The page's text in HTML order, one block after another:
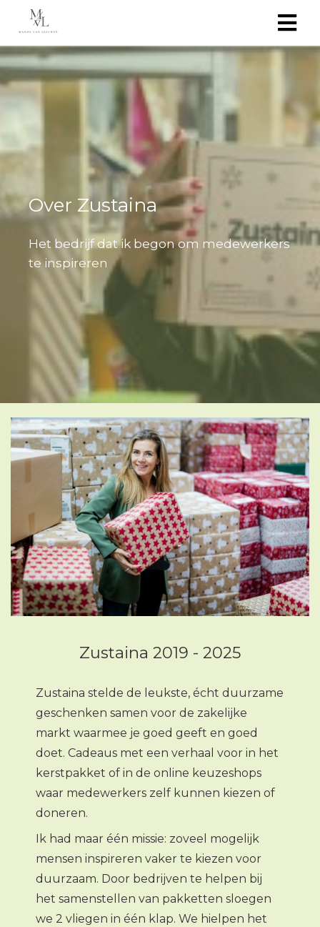
Over Zustaina
Het bedrijf dat ik begon om medewerkers
te inspireren
Zustaina 2019 - 2025
Zustaina stelde de leukste, écht duurzame
geschenken samen voor de zakelijke
markt waarmee je goed geeft en goed
doet. Cadeaus met een verhaal voor in het
kerstpakket of in de online keuzeshops
waar medewerkers zelf kunnen kiezen of
doneren.
Ik had maar één missie: zoveel mogelijk
mensen inspireren vaker te kiezen voor
duurzaam. Door bedrijven te helpen bij
het samenstellen van pakketten sloegen
we 2 vliegen in één klap. We hielpen het